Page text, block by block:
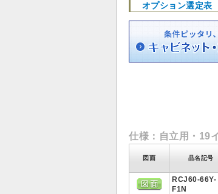
オプション選定表
仕様：自立用・19
図面 品名記号
RCJ60-66Y-
F1N